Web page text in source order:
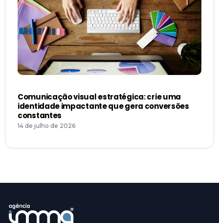
Comunicação visual estratégica: crie uma
identidade impactante que gera conversões
constantes
14 de julho de 2026